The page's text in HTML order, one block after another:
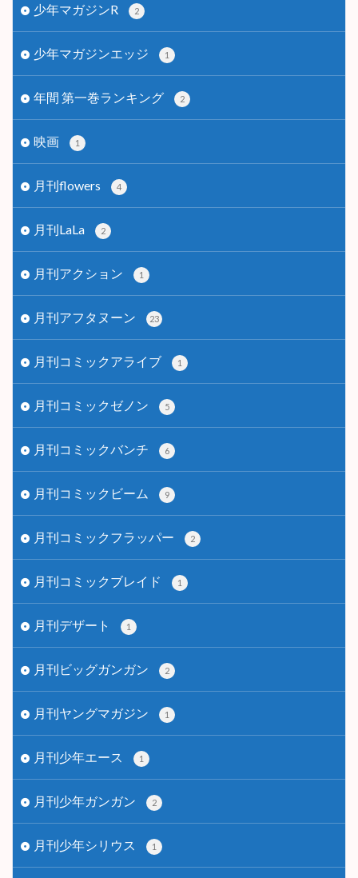
少年マガジンR 2
少年マガジンエッジ 1
年間 第一巻ランキング 2
映画 1
月刊flowers 4
月刊LaLa 2
月刊アクション 1
月刊アフタヌーン 23
月刊コミックアライブ 1
月刊コミックゼノン 5
月刊コミックバンチ 6
月刊コミックビーム 9
月刊コミックフラッパー 2
月刊コミックブレイド 1
月刊デザート 1
月刊ビッグガンガン 2
月刊ヤングマガジン 1
月刊少年エース 1
月刊少年ガンガン 2
月刊少年シリウス 1